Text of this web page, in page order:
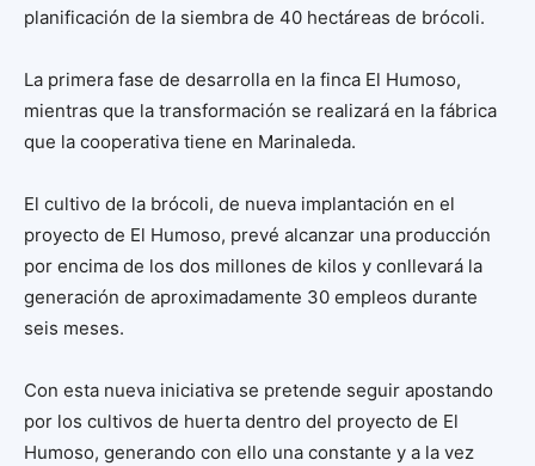
planificación de la siembra de 40 hectáreas de brócoli.
La primera fase de desarrolla en la finca El Humoso,
mientras que la transformación se realizará en la fábrica
que la cooperativa tiene en Marinaleda.
El cultivo de la brócoli, de nueva implantación en el
proyecto de El Humoso, prevé alcanzar una producción
por encima de los dos millones de kilos y conllevará la
generación de aproximadamente 30 empleos durante
seis meses.
Con esta nueva iniciativa se pretende seguir apostando
por los cultivos de huerta dentro del proyecto de El
Humoso, generando con ello una constante y a la vez